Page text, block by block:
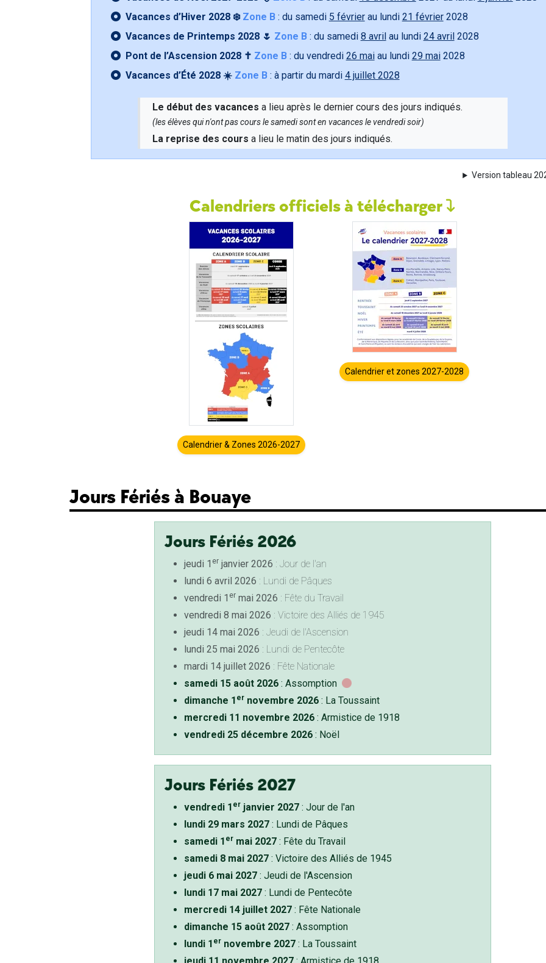
Vacances d’Hiver 2028 ❄️ Zone B: du samedi 5 févrierau lundi 21 février2028
Vacances de Printemps 2028 🌷 Zone B: du samedi 8 avril au lundi 24 avril 2028
Pont de l’Ascension 2028 ✝️ Zone B: du vendredi 26 maiau lundi 29 mai2028
Vacances d’Été 2028 ☀️ Zone B: à partir du mardi 4 juillet 2028
Le début des vacances a lieu après le dernier cours des jours indiqués.
(les élèves qui n'ont pas cours le samedi sont en vacances le vendredi soir)
La reprise des cours a lieu le matin des jours indiqués.
Version tableau
Calendriers officiels à télécharger
Calendrier & Zones 2026-2027
Calendrier et zones 2027-2028
Jours Fériés à Bouaye
Jours Fériés 2026
jeudi 1 erjanvier 2026 : Jour de l'an
lundi 6 avril 2026 : Lundi de Pâques
vendredi 1 ermai 2026 : Fête du Travail
vendredi 8 mai 2026 : Victoire des Alliés de 1945
jeudi 14 mai 2026 : Jeudi de l'Ascension
lundi 25 mai 2026 : Lundi de Pentecôte
mardi 14 juillet 2026 : Fête Nationale
samedi 15 août 2026: Assomption
dimanche 1 ernovembre 2026: La Toussaint
mercredi 11 novembre 2026: Armistice de 1918
vendredi 25 décembre 2026: Noël
Jours Fériés 2027
vendredi 1 erjanvier 2027: Jour de l'an
lundi 29 mars 2027: Lundi de Pâques
samedi 1 ermai 2027: Fête du Travail
samedi 8 mai 2027: Victoire des Alliés de 1945
jeudi 6 mai 2027: Jeudi de l'Ascension
lundi 17 mai 2027: Lundi de Pentecôte
mercredi 14 juillet 2027: Fête Nationale
dimanche 15 août 2027: Assomption
lundi 1 ernovembre 2027: La Toussaint
jeudi 11 novembre 2027: Armistice de 1918